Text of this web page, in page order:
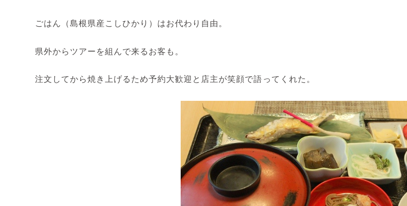
ごはん（島根県産こしひかり）はお代わり自由。
県外からツアーを組んで来るお客も。
注文してから焼き上げるため予約大歓迎と店主が笑顔で語ってくれた。